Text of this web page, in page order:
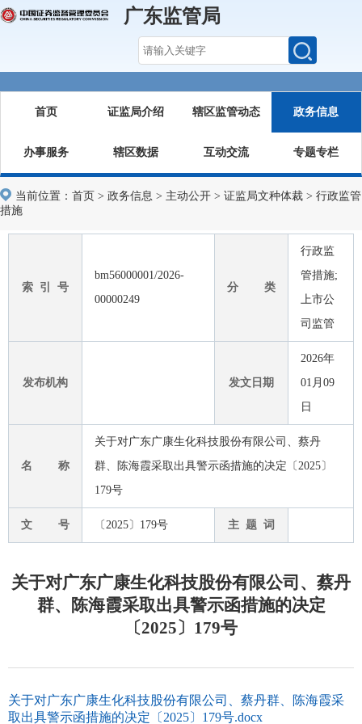
广东监管局
首页 证监局介绍 辖区监管动态 政务信息
办事服务 辖区数据 互动交流 专题专栏
当前位置： 首页 > 政务信息 > 主动公开 > 证监局文种体裁 > 行政监管
措施
索 引 号
bm56000001/2026-
00000249
分 类
行政监
管措施;
上市公
司监管
发布机构 发文日期
2026年
01月09
日
名 称
关于对广东广康生化科技股份有限公司、蔡丹
群、陈海霞采取出具警示函措施的决定〔2025〕
179号
文 号 〔2025〕179号 主 题 词
关于对广东广康生化科技股份有限公司、蔡丹
群、陈海霞采取出具警示函措施的决定
〔2025〕179号
关于对广东广康生化科技股份有限公司、蔡丹群、陈海霞采
取出具警示函措施的决定〔2025〕179号.docx